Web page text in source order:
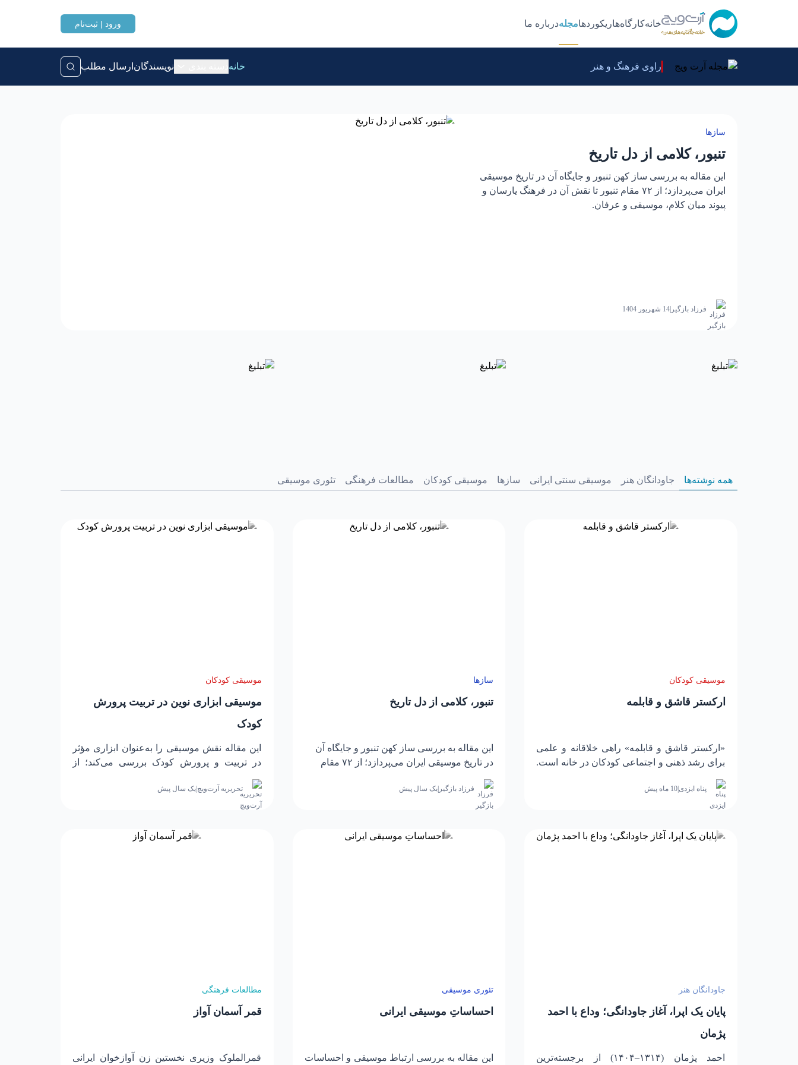
خانهکارگاه‌هاریکوردهامجلهدرباره ما ورود | ثبت‌نام
راوی فرهنگ و هنر خانه نویسندگان ارسال مطلب
سازها
تنبور، کلامی از دل تاریخ
این مقاله به بررسی ساز کهن تنبور و جایگاه آن در تاریخ موسیقی
ایران می‌پردازد؛ از ۷۲ مقام تنبور تا نقش آن در فرهنگ یارسان و
پیوند میان کلام، موسیقی و عرفان.
فرزاد بازگیر |14 شهریور 1404
همه نوشته‌ها جاودانگان هنر موسیقی سنتی ایرانی سازها موسیقی کودکان مطالعات فرهنگی تئوری موسیقی
موسیقی کودکان
ارکستر قاشق و قابلمه
«ارکستر قاشق و قابلمه» راهی خلاقانه و علمی
برای رشد ذهنی و اجتماعی کودکان در خانه است.
مهارت‌های حرکتی و پرورش خلاقیت، تجربه‌ای
شاد و آموزشی برای خانواده‌ها فراهم می‌کند.
پناه ایزدی|10 ماه پیش
سازها
تنبور، کلامی از دل تاریخ
این مقاله به بررسی ساز کهن تنبور و جایگاه آن
در تاریخ موسیقی ایران می‌پردازد؛ از ۷۲ مقام
کلام، موسیقی و عرفان.
فرزاد بازگیر |یک سال پیش
موسیقی کودکان
موسیقی ابزاری نوین در تربیت پرورش
کودک
این مقاله نقش موسیقی را به‌عنوان ابزاری مؤثر
در تربیت و پرورش کودک بررسی می‌کند؛ از
مانند کارل ارف و تأثیر آن بر رشد ذهنی و
عاطفی.
تحریریه آرت‌ویچ|یک سال پیش
جاودانگان هنر
پایان یک اپرا، آغاز جاودانگی؛ وداع با احمد
پژمان
احمد پژمان (۱۳۱۴–۱۴۰۴) از برجسته‌ترین
تئوری موسیقی
احساساتِ موسیقی ایرانی
این مقاله به بررسی ارتباط موسیقی و احساسات
مطالعات فرهنگی
قمر آسمان آواز
قمرالملوک وزیری نخستین زن آوازخوان ایرانی